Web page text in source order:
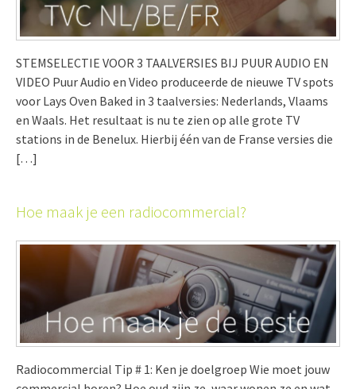
STEMSELECTIE VOOR 3 TAALVERSIES BIJ PUUR AUDIO EN
VIDEO Puur Audio en Video produceerde de nieuwe TV spots
voor Lays Oven Baked in 3 taalversies: Nederlands, Vlaams
en Waals. Het resultaat is nu te zien op alle grote TV
stations in de Benelux. Hierbij één van de Franse versies die
[…]
Hoe maak je een radiocommercial?
Radiocommercial Tip # 1: Ken je doelgroep Wie moet jouw